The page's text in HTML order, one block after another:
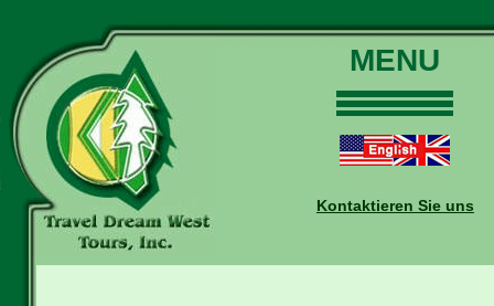
MENU
Touren
Daten und Preise
Buchungen
Kontaktieren Sie uns